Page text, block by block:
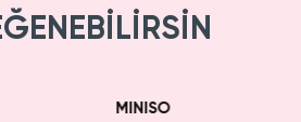
MINISO